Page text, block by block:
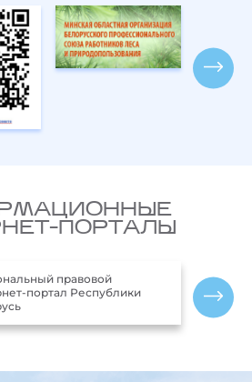
ПОРТАЛЫ
правовой
портал Республики